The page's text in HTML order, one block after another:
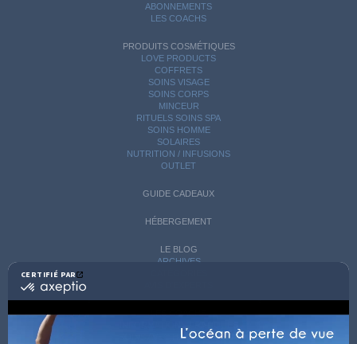
CERTIFIÉ PAR
certifié
ABONNEMENTS
LES COACHS
PRODUITS COSMÉTIQUES
LOVE PRODUCTS
COFFRETS
SOINS VISAGE
SOINS CORPS
MINCEUR
RITUELS SOINS SPA
SOINS HOMME
SOLAIRES
NUTRITION / INFUSIONS
OUTLET
GUIDE CADEAUX
HÉBERGEMENT
LE BLOG
ARCHIVES
LES COACHS
SOINS AVEC HÉBERGEMENT